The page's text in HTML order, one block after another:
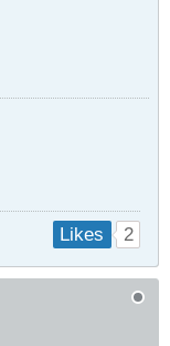
Likes 2